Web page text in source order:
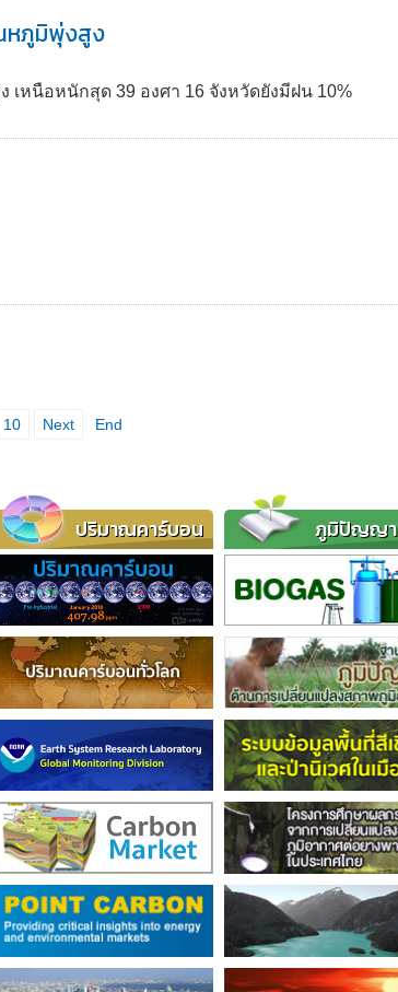
หภูมิพุ่งสูง
หนือหนักสุด 39 องศา 16 จังหวัดยังมีฝน 10%
10 Next End
ปริมาณคาร์บอน ภูมิปัญญา